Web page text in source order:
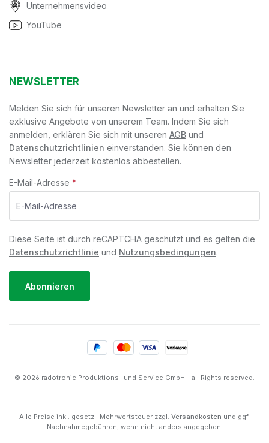
Unternehmensvideo
YouTube
NEWSLETTER
Melden Sie sich für unseren Newsletter an und erhalten Sie
exklusive Angebote von unserem Team. Indem Sie sich
anmelden, erklären Sie sich mit unseren AGB und
Datenschutzrichtlinien einverstanden. Sie können den
Newsletter jederzeit kostenlos abbestellen.
E-Mail-Adresse *
Diese Seite ist durch reCAPTCHA geschützt und es gelten die
Datenschutzrichtlinie und Nutzungsbedingungen.
Abonnieren
© 2026 radotronic Produktions- und Service GmbH - all Rights reserved.
Alle Preise inkl. gesetzl. Mehrwertsteuer zzgl. Versandkosten und ggf.
Nachnahmegebühren, wenn nicht anders angegeben.